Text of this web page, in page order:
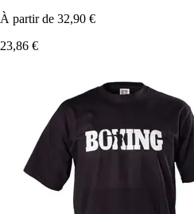
À partir de 32,90 €
23,86 €